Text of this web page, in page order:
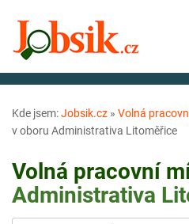
Kde jsem:Jobsik.cz » Volná
v oboru Administrativa Litoměřice
Volná pracovní
Administrativa